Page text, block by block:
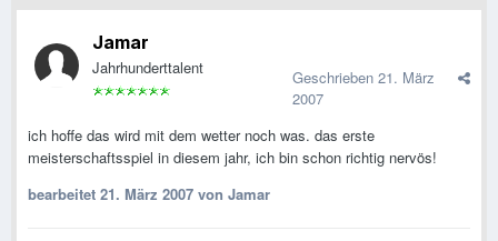
Jamar
Jahrhunderttalent Geschrieben 21. März
2007
ich hoffe das wird mit dem wetter noch was. das erste
meisterschaftsspiel in diesem jahr, ich bin schon richtig nervös!
bearbeitet 21. März 2007 von Jamar